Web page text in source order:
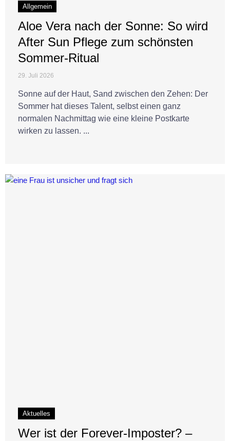
Allgemein
Aloe Vera nach der Sonne: So wird
After Sun Pflege zum schönsten
Sommer-Ritual
29. Juli 2026
Sonne auf der Haut, Sand zwischen den Zehen: Der
Sommer hat dieses Talent, selbst einen ganz
normalen Nachmittag wie eine kleine Postkarte
wirken zu lassen. ...
Aktuelles
Wer ist der Forever-Imposter? –